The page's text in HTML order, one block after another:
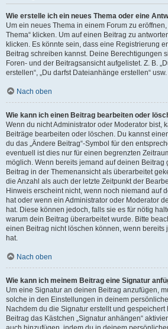
Wie erstelle ich ein neues Thema oder eine
Um ein neues Thema in einem Forum zu
Thema“ klicken. Um auf einen Beitrag zu
klicken. Es könnte sein, dass eine Registrierung
Beitrag schreiben kannst. Deine Berechtigungen
Foren- und der Beitragsansicht aufgelistet. Z. B.
erstellen“, „Du darfst Dateianhänge erstellen“ usw.
Nach oben
Wie kann ich einen Beitrag bearbeiten oder
Wenn du nicht Administrator oder Moderator bist,
Beiträge bearbeiten oder löschen. Du kannst
du das „Ändere Beitrag“-Symbol für den
eventuell ist dies nur für einen begrenzten
möglich. Wenn bereits jemand auf deinen Beitrag
Beitrag in der Themenansicht als überarbeitet
die Anzahl als auch der letzte Zeitpunkt der
Hinweis erscheint nicht, wenn noch niemand auf
hat oder wenn ein Administrator oder Moderator
hat. Diese können jedoch, falls sie es für nötig
warum dein Beitrag überarbeitet wurde. Bitte
einen Beitrag nicht löschen können, wenn bereits
hat.
Nach oben
Wie kann ich meinem Beitrag eine Signatur
Um eine Signatur an deinen Beitrag anzufügen,
solche in den Einstellungen in deinem
Nachdem du die Signatur erstellt und gespeichert
Beitrag das Kästchen „Signatur anhängen“